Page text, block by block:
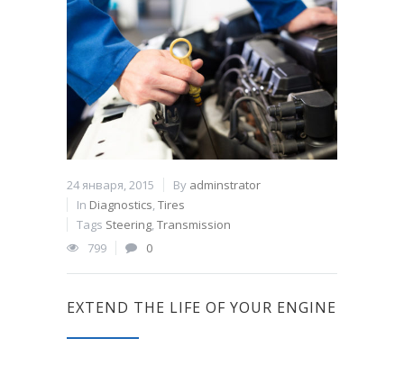
24 января, 2015 By adminstrator
In Diagnostics,Tires
Tags Steering,Transmission
799
0
EXTEND THE LIFE OF YOUR ENGINE